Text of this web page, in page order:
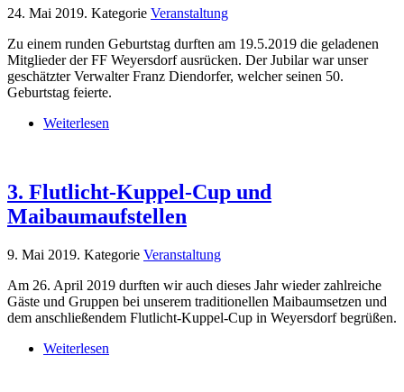
24. Mai 2019. Kategorie Veranstaltung
Zu einem runden Geburtstag durften am 19.5.2019 die geladenen
Mitglieder der FF Weyersdorf ausrücken. Der Jubilar war unser
geschätzter Verwalter Franz Diendorfer, welcher seinen 50.
Geburtstag feierte.
Weiterlesen
3. Flutlicht-Kuppel-Cup und
Maibaumaufstellen
9. Mai 2019. Kategorie Veranstaltung
Am 26. April 2019 durften wir auch dieses Jahr wieder zahlreiche
Gäste und Gruppen bei unserem traditionellen Maibaumsetzen und
dem anschließendem Flutlicht-Kuppel-Cup in Weyersdorf begrüßen.
Weiterlesen